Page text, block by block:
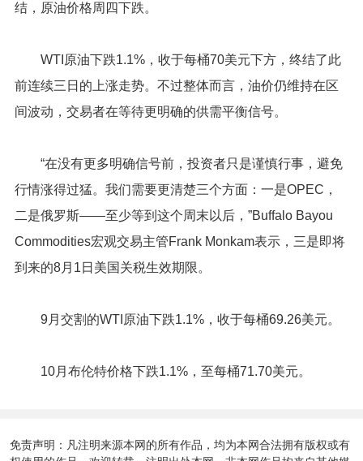
结，原油价格周四下跌。
WTI原油下跌1.1%，收于每桶70美元下方，终结了此
前连续三日的上涨走势。不过整体而言，油价仍维持在区
间波动，交易者在等待更明确的供需平衡信号。
“在没有更多明确信号前，投资者只是谨慎行事，避免
行情涨得过猛。我们需要更清楚三个方面：一是OPEC，
二是俄罗斯——至少等到这个周末以后，”Buffalo Bayou
Commodities宏观交易主管Frank Monkam表示，三是即将
到来的8月1日美国关税生效期限。
9月交割的WTI原油下跌1.1%，收于每桶69.26美元。
10月布伦特价格下跌1.1%，至每桶71.70美元。
免责声明：凡注明来源本网的所有作品，均为本网合法拥有版权或有